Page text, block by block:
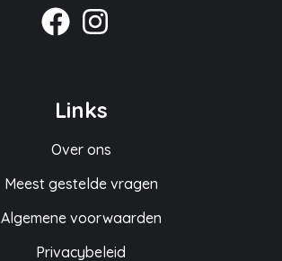
Links
Over ons
Meest gestelde vragen
Algemene voorwaarden
Privacybeleid